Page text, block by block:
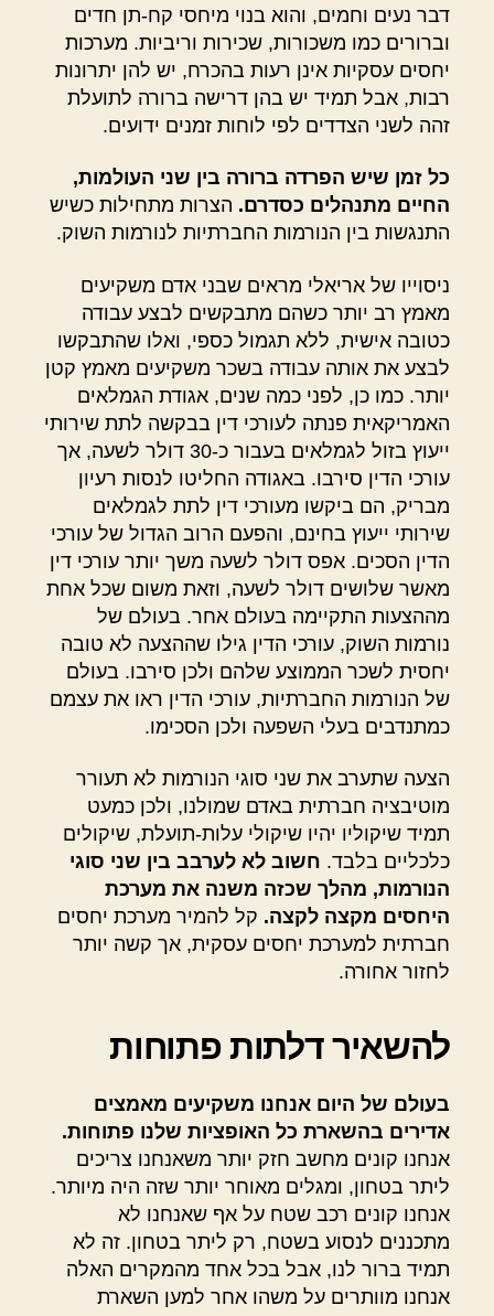
דבר נעים וחמים, והוא בנוי מיחסי קח-תן חדים
וברורים כמו משכורות, שכירות וריביות. מערכות
יחסים עסקיות אינן רעות בהכרח, יש להן יתרונות
רבות, אבל תמיד יש בהן דרישה ברורה לתועלת
זהה לשני הצדדים לפי לוחות זמנים ידועים.
כל זמן שיש הפרדה ברורה בין שני העולמות,
החיים מתנהלים כסדרם. הצרות מתחילות כשיש
התנגשות בין הנורמות החברתיות לנורמות השוק.
ניסוייו של אריאלי מראים שבני אדם משקיעים
מאמץ רב יותר כשהם מתבקשים לבצע עבודה
כטובה אישית, ללא תגמול כספי, ואלו שהתבקשו
לבצע את אותה עבודה בשכר משקיעים מאמץ קטן
יותר. כמו כן, לפני כמה שנים, אגודת הגמלאים
האמריקאית פנתה לעורכי דין בבקשה לתת שירותי
ייעוץ בזול לגמלאים בעבור כ-30 דולר לשעה, אך
עורכי הדין סירבו. באגודה החליטו לנסות רעיון
מבריק, הם ביקשו מעורכי דין לתת לגמלאים
שירותי ייעוץ בחינם, והפעם הרוב הגדול של עורכי
הדין הסכים. אפס דולר לשעה משך יותר עורכי דין
מאשר שלושים דולר לשעה, וזאת משום שכל אחת
מההצעות התקיימה בעולם אחר. בעולם של
נורמות השוק, עורכי הדין גילו שההצעה לא טובה
יחסית לשכר הממוצע שלהם ולכן סירבו. בעולם
של הנורמות החברתיות, עורכי הדין ראו את עצמם
כמתנדבים בעלי השפעה ולכן הסכימו.
הצעה שתערב את שני סוגי הנורמות לא תעורר
מוטיבציה חברתית באדם שמולנו, ולכן כמעט
תמיד שיקוליו יהיו שיקולי עלות-תועלת, שיקולים
כלכליים בלבד. חשוב לא לערבב בין שני סוגי
הנורמות, מהלך שכזה משנה את מערכת
היחסים מקצה לקצה. קל להמיר מערכת יחסים
חברתית למערכת יחסים עסקית, אך קשה יותר
לחזור אחורה.
להשאיר דלתות פתוחות
בעולם של היום אנחנו משקיעים מאמצים
אדירים בהשארת כל האופציות שלנו פתוחות.
אנחנו קונים מחשב חזק יותר משאנחנו צריכים
ליתר בטחון, ומגלים מאוחר יותר שזה היה מיותר.
אנחנו קונים רכב שטח על אף שאנחנו לא
מתכננים לנסוע בשטח, רק ליתר בטחון. זה לא
תמיד ברור לנו, אבל בכל אחד מהמקרים האלה
אנחנו מוותרים על משהו אחר למען השארת